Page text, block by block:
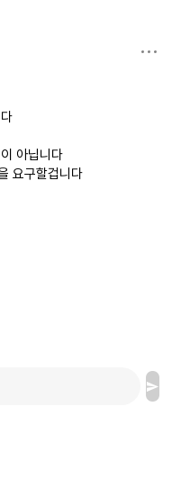
아닙니다
요구할겁니다